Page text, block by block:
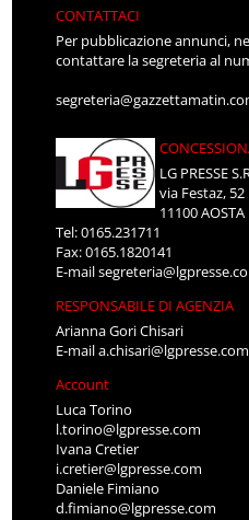
CONTATTACI
Per pubblicazione annunci,
contattare la segreteria al
LG PRESSE
via Festaz, 52
11100 AOSTA
Tel: 0165.231711
Fax: 0165.1820141
E-mail
RESPONSABILE DI AGENZIA
Arianna Gori Chisari
E-maila.chisari@lgpresse.com
Account
Luca Torino
l.torino@lgpresse.com
Ivana Cretier
i.cretier@lgpresse.com
Daniele Fimiano
d.fimiano@lgpresse.com